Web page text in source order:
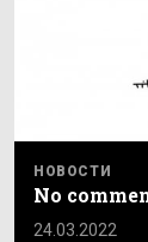
НОВОСТИ
No
24.03.2022